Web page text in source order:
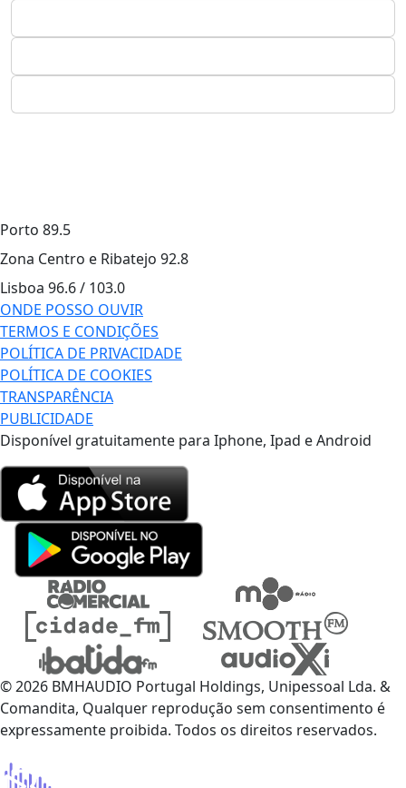
Porto 89.5
Zona Centro e Ribatejo 92.8
Lisboa 96.6 / 103.0
ONDE POSSO OUVIR
TERMOS E CONDIÇÕES
POLÍTICA DE PRIVACIDADE
POLÍTICA DE COOKIES
TRANSPARÊNCIA
PUBLICIDADE
Disponível gratuitamente para Iphone, Ipad e Android
© 2026 BMHAUDIO Portugal Holdings, Unipessoal Lda. &
Comandita, Qualquer reprodução sem consentimento é
expressamente proibida. Todos os direitos reservados.